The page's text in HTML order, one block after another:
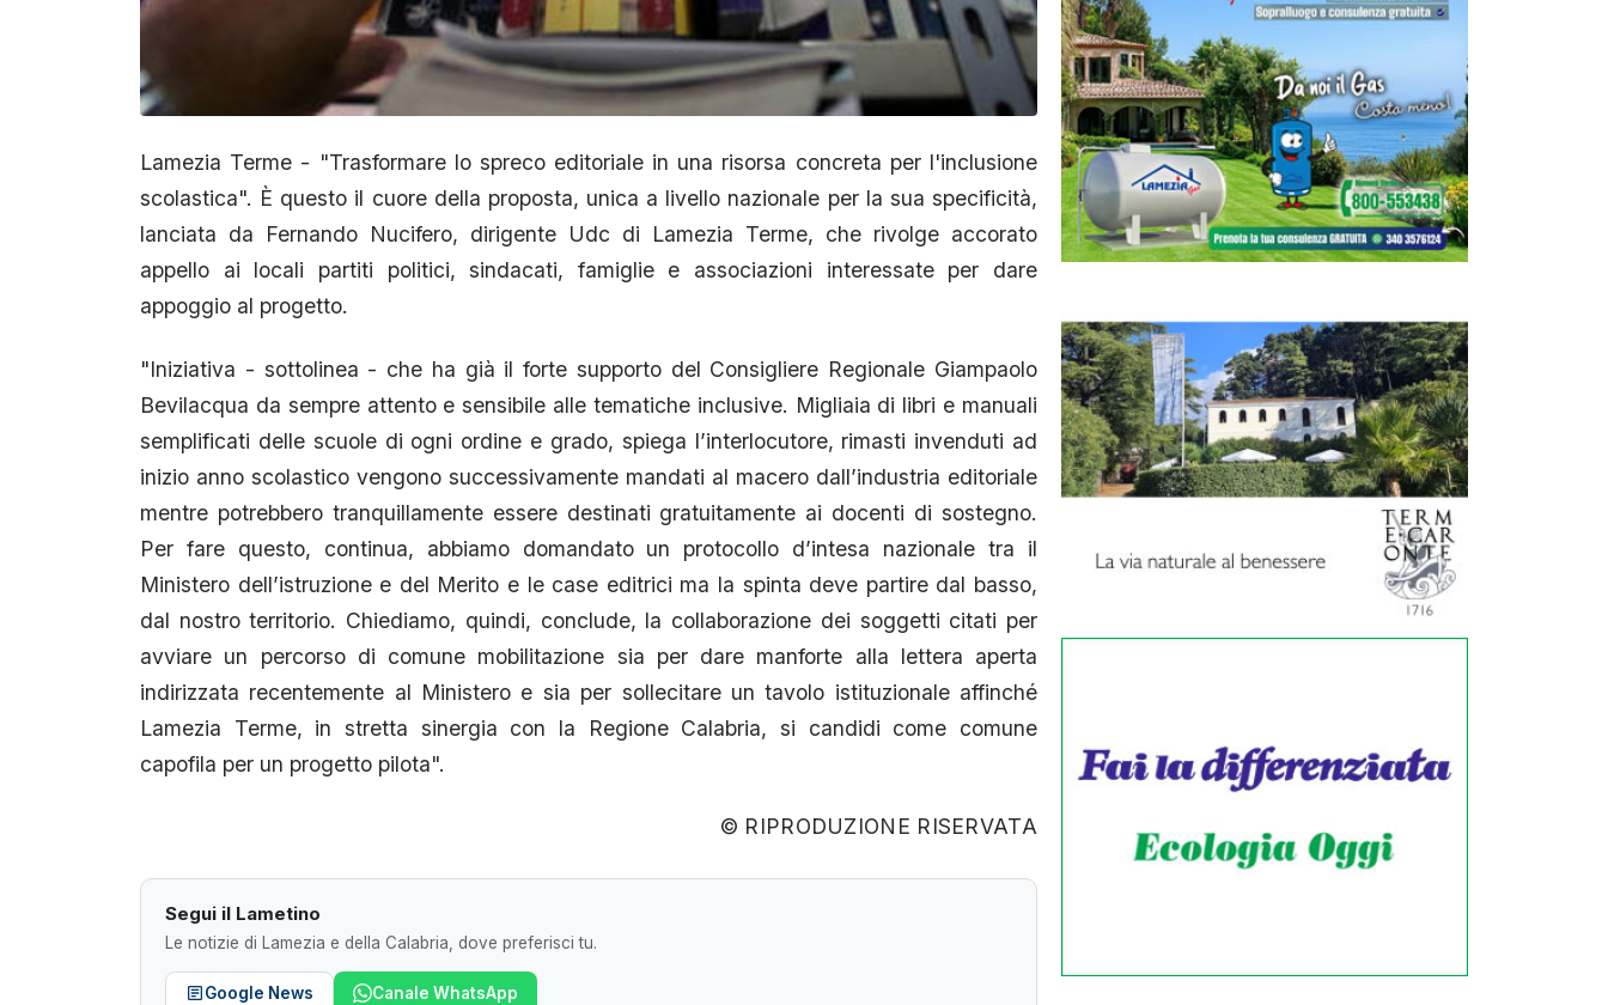
Lamezia Terme - "Trasformare lo spreco editoriale in una risorsa concreta per l'inclusione
scolastica". È questo il cuore della proposta, unica a livello nazionale per la sua specificità,
lanciata da Fernando Nucifero, dirigente Udc di Lamezia Terme, che rivolge accorato
appello ai locali partiti politici, sindacati, famiglie e associazioni interessate per dare
appoggio al progetto.
"Iniziativa - sottolinea - che ha già il forte supporto del Consigliere Regionale Giampaolo
Bevilacqua da sempre attento e sensibile alle tematiche inclusive. Migliaia di libri e manuali
semplificati delle scuole di ogni ordine e grado, spiega l’interlocutore, rimasti invenduti ad
inizio anno scolastico vengono successivamente mandati al macero dall’industria editoriale
mentre potrebbero tranquillamente essere destinati gratuitamente ai docenti di sostegno.
Per fare questo, continua, abbiamo domandato un protocollo d’intesa nazionale tra il
Ministero dell’istruzione e del Merito e le case editrici ma la spinta deve partire dal basso,
dal nostro territorio. Chiediamo, quindi, conclude, la collaborazione dei soggetti citati per
avviare un percorso di comune mobilitazione sia per dare manforte alla lettera aperta
indirizzata recentemente al Ministero e sia per sollecitare un tavolo istituzionale affinché
Lamezia Terme, in stretta sinergia con la Regione Calabria, si candidi come comune
capofila per un progetto pilota".
© RIPRODUZIONE RISERVATA
Segui il Lametino
Le notizie di Lamezia e della Calabria, dove preferisci tu.
Google News Canale WhatsApp